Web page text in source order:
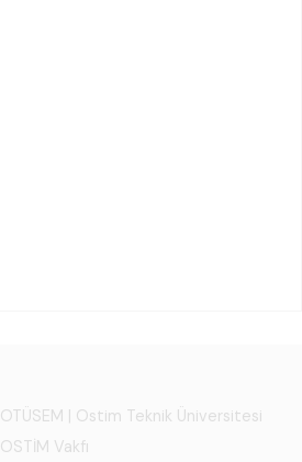
OTÜSEM | Ostim Teknik Üniversitesi
OSTİM Vakfı